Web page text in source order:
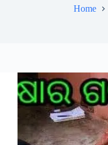
Home